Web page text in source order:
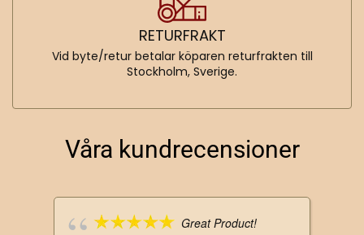
RETURFRAKT
Vid byte/retur betalar köparen returfrakten till
Stockholm, Sverige.
Våra kundrecensioner
Great Product!